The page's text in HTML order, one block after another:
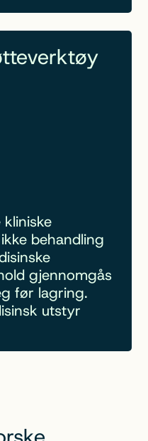
behandling
gjennomgås
før lagring.
utstyr